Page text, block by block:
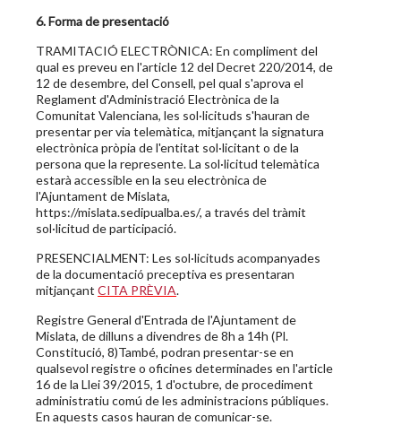
6. Forma de presentació
TRAMITACIÓ ELECTRÒNICA: En compliment del
qual es preveu en l'article 12 del Decret 220/2014, de
12 de desembre, del Consell, pel qual s'aprova el
Reglament d'Administració Electrònica de la
Comunitat Valenciana, les sol·licituds s'hauran de
presentar per via telemàtica, mitjançant la signatura
electrònica pròpia de l'entitat sol·licitant o de la
persona que la represente. La sol·licitud telemàtica
estarà accessible en la seu electrònica de
l'Ajuntament de Mislata,
https://mislata.sedipualba.es/, a través del tràmit
sol·licitud de participació.
PRESENCIALMENT: Les sol·licituds acompanyades
de la documentació preceptiva es presentaran
mitjançantCITA PRÈVIA.
Registre General d'Entrada de l'Ajuntament de
Mislata, de dilluns a divendres de 8h a 14h (Pl.
Constitució, 8)També, podran presentar-se en
qualsevol registre o oficines determinades en l'article
16 de la Llei 39/2015, 1 d'octubre, de procediment
administratiu comú de les administracions públiques.
En aquests casos hauran de comunicar-se.